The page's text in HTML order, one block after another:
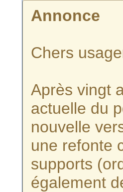
Annonce
Chers
Après vingt
actuelle du
nouvelle
une refonte
supports
également